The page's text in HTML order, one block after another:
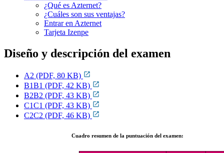
¿Qué es Azternet?
¿Cuáles son sus ventajas?
Entrar en Azternet
Tarjeta Izenpe
Diseño y descripción del examen
A2 (PDF, 80 KB)
B1B1 (PDF, 42 KB)
B2B2 (PDF, 43 KB)
C1C1 (PDF, 43 KB)
C2C2 (PDF, 46 KB)
Cuadro resumen de la puntuación del examen: